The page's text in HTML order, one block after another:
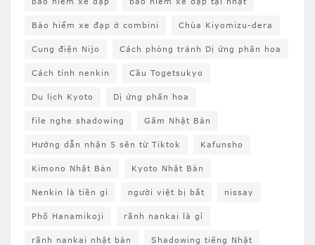
Bảo hiểm xe đạp ở combini Chùa Kiyomizu-dera
Cung điện Nijo Cách phòng tránh Dị ứng phấn hoa
Cách tính nenkin Cầu Togetsukyo
Du lịch Kyoto Dị ứng phấn hoa
file nghe shadowing Gấm Nhật Bản
Hướng dẫn nhận 5 sên từ Tiktok Kafunsho
Kimono Nhật Bản Kyoto Nhật Bản
Nenkin là tiền gì người việt bị bắt nissay
Phố Hanamikoji rãnh nankai là gì
rãnh nankai nhật bản Shadowing tiếng Nhật